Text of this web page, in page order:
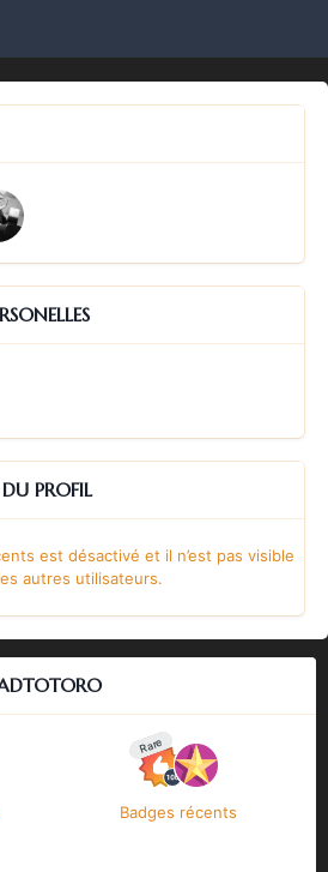
DU PROFIL
est désactivé et il n’est pas visible
autres utilisateurs.
Rare
Badges récents